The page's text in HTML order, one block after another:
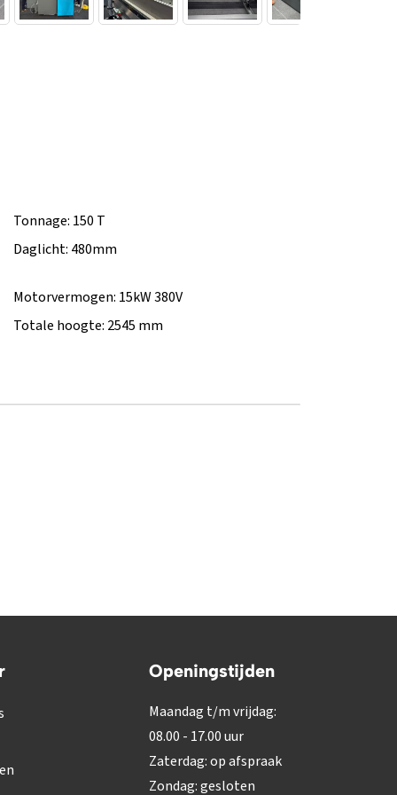
Tonnage: 150 T
Daglicht: 480mm
Motorvermogen: 15kW 380V
Totale hoogte: 2545 mm
Openingstijden
Maandag t/m vrijdag:
08.00 - 17.00 uur
Zaterdag: op afspraak
Zondag: gesloten